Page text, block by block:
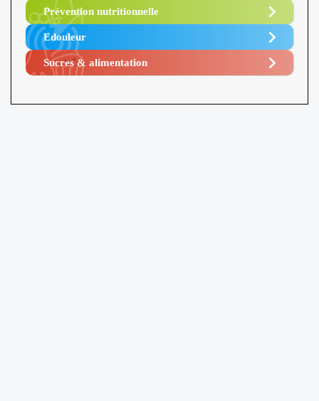
Prévention nutritionnelle
Edouleur​
Sucres & alimentation​